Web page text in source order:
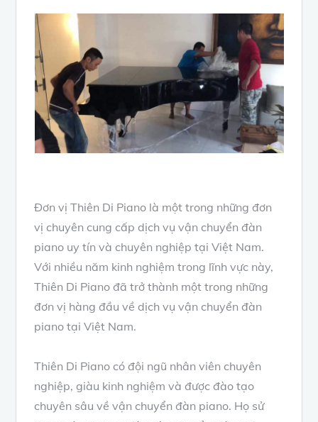
Đơn vị Thiên Di Piano là một trong những đơn
vị chuyên cung cấp dịch vụ vận chuyển đàn
piano uy tín và chuyên nghiệp tại Việt Nam.
Với nhiều năm kinh nghiệm trong lĩnh vực này,
Thiên Di Piano đã trở thành một trong những
đơn vị hàng đầu về dịch vụ vận chuyển đàn
piano tại Việt Nam.
Thiên Di Piano có đội ngũ nhân viên chuyên
nghiệp, giàu kinh nghiệm và được đào tạo
chuyên sâu về vận chuyển đàn piano. Họ sử